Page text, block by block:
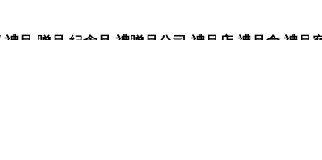
,贈品,紀念品,禮贈品公司,禮品店,禮品盒,禮品